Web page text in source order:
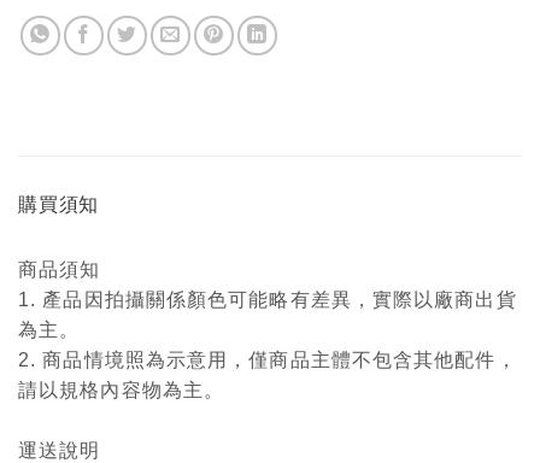
購買須知
商品須知
1. 產品因拍攝關係顏色可能略有差異，實際以廠商出貨
為主。
2. 商品情境照為示意用，僅商品主體不包含其他配件，
請以規格內容物為主。
運送說明